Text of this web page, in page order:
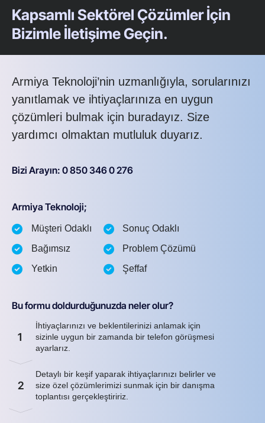
Kapsamlı Sektörel Çözümler İçin
Bizimle İletişime Geçin.
Armiya Teknoloji’nin uzmanlığıyla, sorularınızı
yanıtlamak ve ihtiyaçlarınıza en uygun
çözümleri bulmak için buradayız. Size
yardımcı olmaktan mutluluk duyarız.
Bizi Arayın: 0 850 346 0 276
Armiya Teknoloji;
Müşteri Odaklı
Bağımsız
Yetkin
Sonuç Odaklı
Problem Çözümü
Şeffaf
Bu formu doldurduğunuzda neler olur?
1
İhtiyaçlarınızı ve beklentilerinizi anlamak için
sizinle uygun bir zamanda bir telefon görüşmesi
ayarlarız.
2
Detaylı bir keşif yaparak ihtiyaçlarınızı belirler ve
size özel çözümlerimizi sunmak için bir danışma
toplantısı gerçekleştiririz.